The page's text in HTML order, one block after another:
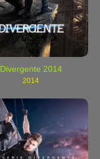
Divergente 2014
2014